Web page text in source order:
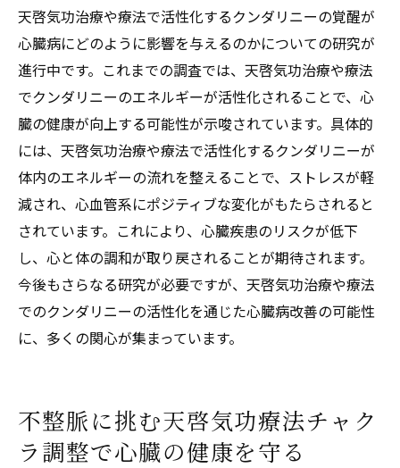
心臓疾患に対する新たな視点気功治療(天啓気功
治療や療法)の具体的手法と効果
心臓疾患治療における気功治療(天啓気功治
療や療法)の位置付け
具体的な気功治療(天啓気功治療や療法)のス
テップとその効果
エネルギー療法(天啓気功治療や療法)を用い
た心臓疾患の緩和法
天啓気功療法の実践で得られる心臓健康の
改善
科学が支持する気功治療(天啓気功治療や療
法)の効果
天啓気功治療や療法で活性化するクンダリニーの覚醒が
心臓病にどのように影響を与えるのかについての研究が
進行中です。これまでの調査では、天啓気功治療や療法
でクンダリニーのエネルギーが活性化されることで、心
臓の健康が向上する可能性が示唆されています。具体的
には、天啓気功治療や療法で活性化するクンダリニーが
体内のエネルギーの流れを整えることで、ストレスが軽
減され、心血管系にポジティブな変化がもたらされると
されています。これにより、心臓疾患のリスクが低下
し、心と体の調和が取り戻されることが期待されます。
今後もさらなる研究が必要ですが、天啓気功治療や療法
でのクンダリニーの活性化を通じた心臓病改善の可能性
に、多くの関心が集まっています。
不整脈に挑む天啓気功療法チャク
ラ調整で心臓の健康を守る